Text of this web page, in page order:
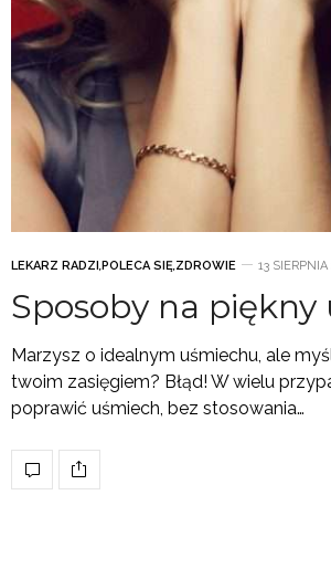
LEKARZ RADZI,POLECA SIĘ,ZDROWIE 13 SIERPNIA
Sposoby na piękny
Marzysz o idealnym uśmiechu, ale
twoim zasięgiem? Błąd! W wielu
poprawić uśmiech, bez stosowania…